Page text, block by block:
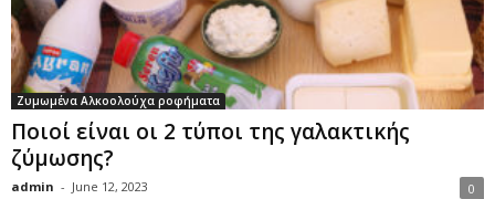
Ζυμωμένα Αλκοολούχα ροφήματα
Ποιοί είναι οι 2 τύποι της γαλακτικής
ζύμωσης?
admin - June 12, 2023 0